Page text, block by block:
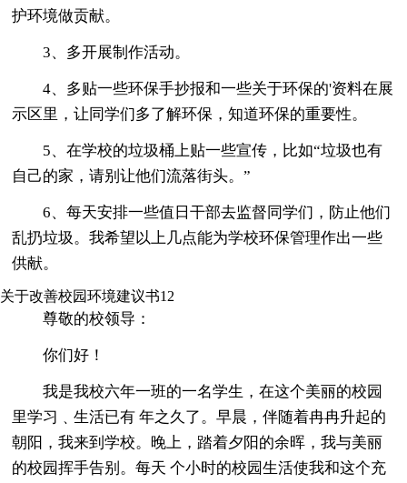
护环境做贡献。
3、多开展制作活动。
4、多贴一些环保手抄报和一些关于环保的'资料在展
示区里，让同学们多了解环保，知道环保的重要性。
5、在学校的垃圾桶上贴一些宣传，比如“垃圾也有
自己的家，请别让他们流落街头。”
6、每天安排一些值日干部去监督同学们，防止他们
乱扔垃圾。我希望以上几点能为学校环保管理作出一些
供献。
关于改善校园环境建议书12
尊敬的校领导：
你们好！
我是我校六年一班的一名学生，在这个美丽的校园
里学习﹑生活已有 年之久了。早晨，伴随着冉冉升起的
朝阳，我来到学校。晚上，踏着夕阳的余晖，我与美丽
的校园挥手告别。每天 个小时的校园生活使我和这个充